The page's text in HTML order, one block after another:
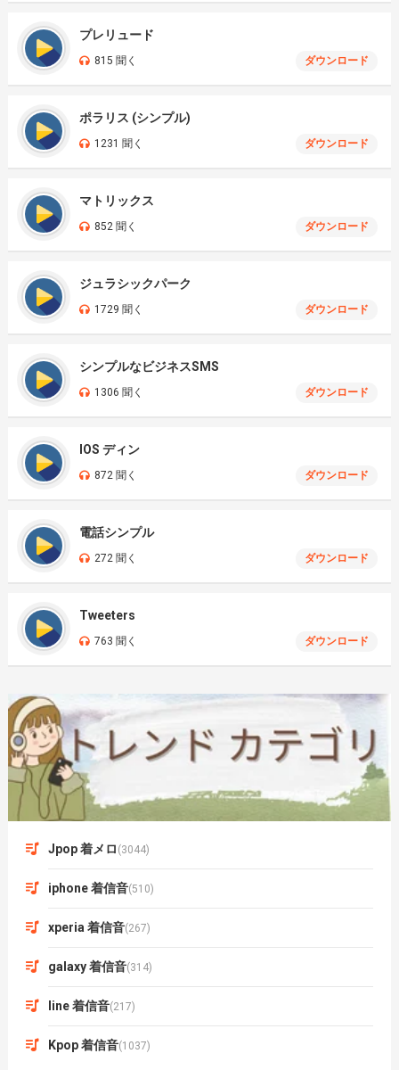
プレリュード
815 聞く ダウンロード
ポラリス (シンプル)
1231 聞く ダウンロード
マトリックス
852 聞く ダウンロード
ジュラシックパーク
1729 聞く ダウンロード
シンプルなビジネスSMS
1306 聞く ダウンロード
IOS ディン
872 聞く ダウンロード
電話シンプル
272 聞く ダウンロード
Tweeters
763 聞く ダウンロード
Jpop 着メロ (3044)
iphone 着信音(510)
xperia 着信音(267)
galaxy 着信音(314)
line 着信音(217)
Kpop 着信音(1037)